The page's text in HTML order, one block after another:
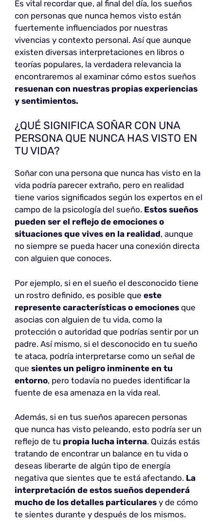
Es vital recordar que, al final del día, los sueños
con personas que nunca hemos visto están
fuertemente influenciados por nuestras
vivencias y contexto personal. Así que aunque
existen diversas interpretaciones en libros o
teorías populares, la verdadera relevancia la
encontraremos al examinar cómo estos sueños
resuenan con nuestras propias experiencias
y sentimientos.
¿QUÉ SIGNIFICA SOÑAR CON UNA
PERSONA QUE NUNCA HAS VISTO EN
TU VIDA?
Soñar con una persona que nunca has visto en la
vida podría parecer extraño, pero en realidad
tiene varios significados según los expertos en el
campo de la psicología del sueño. Estos sueños
pueden ser el reflejo de emociones o
situaciones que vives en la realidad, aunque
no siempre se pueda hacer una conexión directa
con alguien que conoces.
Por ejemplo, si en el sueño el desconocido tiene
un rostro definido, es posible que este
represente características o emociones que
asocias con alguien de tu vida, como la
protección o autoridad que podrías sentir por un
padre. Así mismo, si el desconocido en tu sueño
te ataca, podría interpretarse como un señal de
que sientes un peligro inminente en tu
entorno, pero todavía no puedes identificar la
fuente de esa amenaza en la vida real.
Además, si en tus sueños aparecen personas
que nunca has visto peleando, esto podría ser un
reflejo de tu propia lucha interna. Quizás estás
tratando de encontrar un balance en tu vida o
deseas liberarte de algún tipo de energía
negativa que sientes que te está afectando. La
interpretación de estos sueños dependerá
mucho de los detalles particulares y de cómo
te sientes durante y después de los mismos.